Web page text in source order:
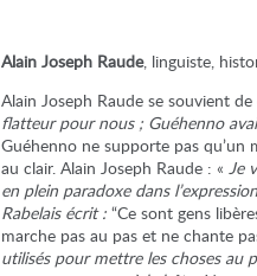
Alain Joseph Raude, linguiste,
Alain Joseph Raude se souvient
flatteur pour nous ; Guéhenno
Guéhenno ne supporte pas qu’un
au clair. Alain Joseph Raude : « Je
en plein paradoxe dans
Rabelais écrit : “Ce sont gens
marche pas au pas et ne chante
utilisés pour mettre les choses au